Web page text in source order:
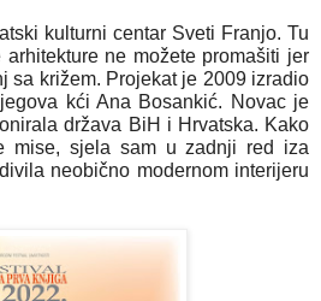
kulturni centar Sveti Franjo. Tu
ne možete promašiti jer
sa križem. Projekat je 2009 izradio
kći Ana Bosankić. Novac je
država BiH i Hrvatska. Kako
mise, sjela sam u zadnji red iza
neobično modernom interijeru